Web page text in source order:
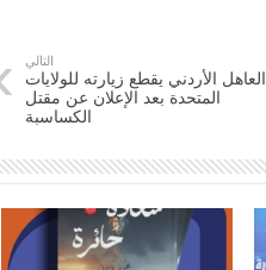
التالي
العاهل الأردني يقطع زيارته للولايات
المتحدة بعد الإعلان عن مقتل
الكساسبة